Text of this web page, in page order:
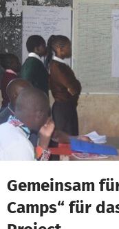
Zum Hauptinhalt
Erklärung zur
Gemeinsam
Camps“ für